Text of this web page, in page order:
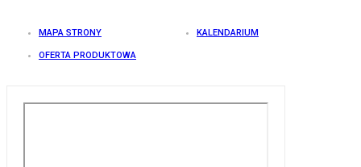
MAPA STRONY KALENDARIUM
OFERTA PRODUKTOWA